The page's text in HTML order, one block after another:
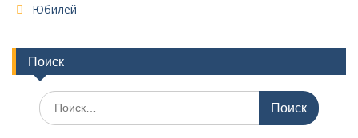
Юбилей
Поиск
Поиск
по: